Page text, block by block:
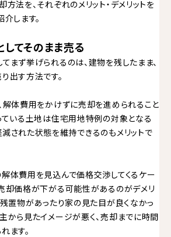
方法を、それぞれのメリット・デメリットを
します。
てそのまま売る
まず挙げられるのは、建物を残したまま、
出す方法です。
解体費用をかけずに売却を進められること
ている土地は住宅用地特例の対象となる
された状態を維持できるのもメリットで
体費用を見込んで価格交渉してくるケー
却価格が下がる可能性があるのがデメリ
残置物があったり家の見た目が良くなかっ
から見たイメージが悪く、売却までに時間
ます。